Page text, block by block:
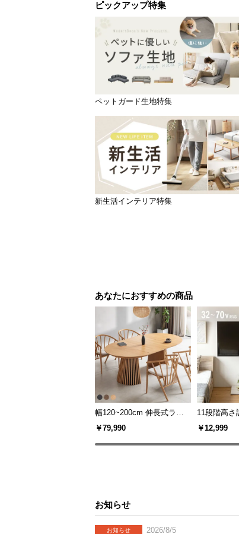
ピックアップ特集
ペットガード生地特集
新生活インテリア特集
あなたにおすすめの商品
幅120~200cm 伸長式ラウ
ンドダイニングテーブル 6
格子デザイン
￥79,990
11段階高さ
スタンド キ
￥12,999
お知らせ
お知らせ 2026/8/5